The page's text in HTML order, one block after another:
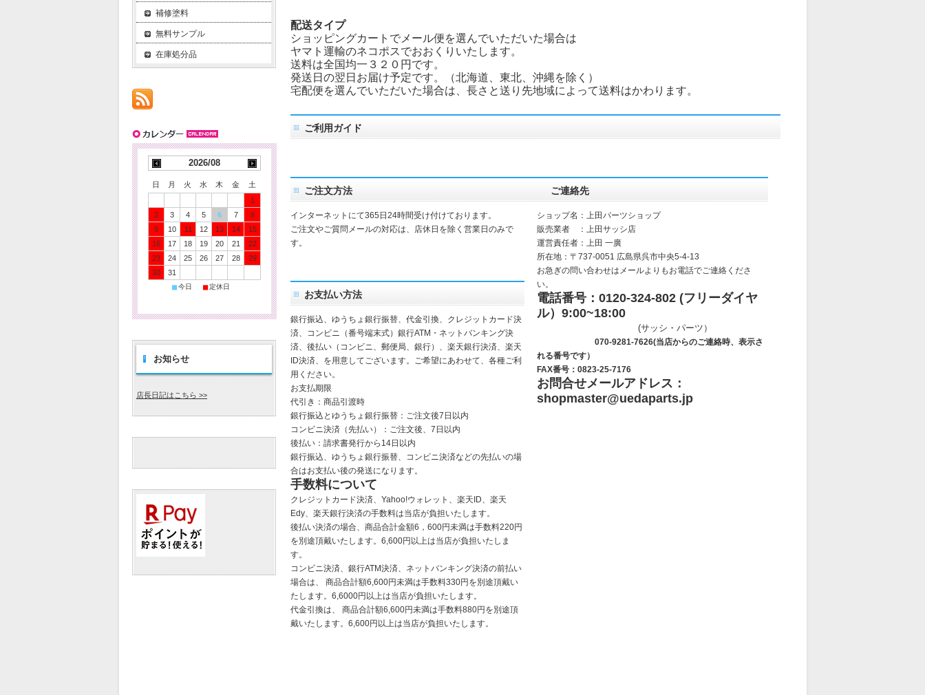
配送タイプ
ショッピングカートでメール便を選んでいただいた場合は
ヤマト運輸のネコポスでおおくりいたします。
送料は全国均一３２０円です。
発送日の翌日お届け予定です。（北海道、東北、沖縄を除く）
宅配便を選んでいただいた場合は、長さと送り先地域によって送料はかわります。
ご利用ガイド
ご注文方法
インターネットにて365日24時間受け付けております。
ご注文やご質問メールの対応は、店休日を除く営業日のみで
す。
お支払い方法
銀行振込、ゆうちょ銀行振替、代金引換、クレジットカード決
済、コンビニ（番号端末式）銀行ATM・ネットバンキング決
済、後払い（コンビニ、郵便局、銀行）、楽天銀行決済、楽天
ID決済、を用意してございます。ご希望にあわせて、各種ご利
用ください。
お支払期限
代引き：商品引渡時
銀行振込とゆうちょ銀行振替：ご注文後7日以内
コンビニ決済（先払い）：ご注文後、7日以内
後払い：請求書発行から14日以内
銀行振込、ゆうちょ銀行振替、コンビニ決済などの先払いの場
合はお支払い後の発送になります。
手数料について
クレジットカード決済、Yahoo!ウォレット、楽天ID、楽天
Edy、楽天銀行決済の手数料は当店が負担いたします。
後払い決済の場合、商品合計金額6，600円未満は手数料220円
を別途頂戴いたします。6,600円以上は当店が負担いたしま
す。
コンビニ決済、銀行ATM決済、ネットバンキング決済の前払い
場合は、 商品合計額6,600円未満は手数料330円を別途頂戴い
たします。6,6000円以上は当店が負担いたします。
代金引換は、 商品合計額6,600円未満は手数料880円を別途頂
戴いたします。6,600円以上は当店が負担いたします。
ご連絡先
ショップ名：上田パーツショップ
販売業者 ：上田サッシ店
運営責任者：上田 一廣
所在地：〒737-0051 広島県呉市中央5-4-13
お急ぎの問い合わせはメールよりもお電話でご連絡くださ
い。
電話番号：0120-324-802 (フリーダイヤ
ル）9:00~18:00
(サッシ・パーツ）
070-9281-7626(当店からのご連絡時、表示さ
れる番号です）
FAX番号：0823-25-7176
お問合せメールアドレス：
shopmaster@uedaparts.jp
補修塗料
無料サンプル
在庫処分品
2026/08
日 月 火 水 木 金
土
1
2
3 4 5 6 7
8
9
10 11 12 13 14
15
16
17 18 19 20 21
22
23
24 25 26 27 28
29
30
31
■今日 ■定休日
お知らせ
店長日記はこちら >>